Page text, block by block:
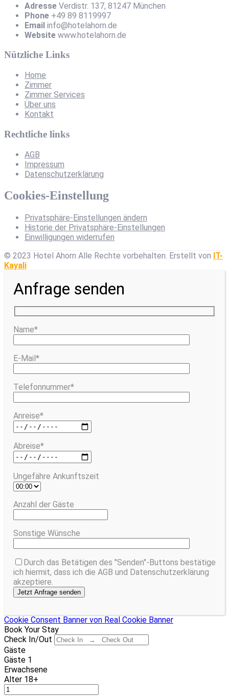
Adresse Verdistr. 137, 81247 München
Phone +49 89 8119997
Email info@hotelahorn.de
Website www.hotelahorn.de
Nützliche Links
Home
Zimmer
Zimmer Services
Über uns
Kontakt
Rechtliche links
AGB
Impressum
Datenschutzerklärung
Cookies-Einstellung
Privatsphäre-Einstellungen ändern
Historie der Privatsphäre-Einstellungen
Einwilligungen widerrufen
© 2023 Hotel Ahorn Alle Rechte vorbehalten. Erstellt von IT-
Kayali
Anfrage senden
Name*
E-Mail*
Telefonnummer*
Anreise*
Abreise*
Ungefähre Ankunftszeit
Anzahl der Gäste
Sonstige Wünsche
Durch das Betätigen des "Senden"-Buttons bestätige
ich hiermit, dass ich die AGB und Datenschutzerklärung
akzeptiere.
Cookie Consent Banner von Real Cookie Banner
Book Your Stay
Check In/Out
Gäste
Gäste 1
Erwachsene
Alter 18+